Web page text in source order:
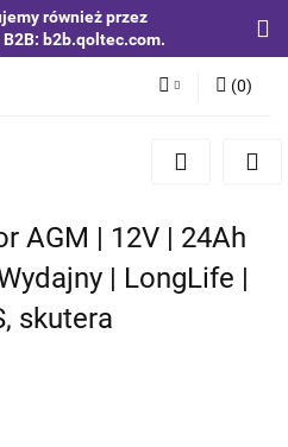
również przez
b2b.qoltec.com.
Zaloguj się
Zgody cookies
(0)
AGM | 12V | 24Ah
| LongLife |
skutera